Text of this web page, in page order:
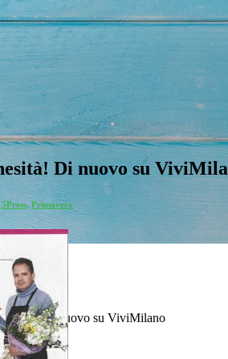
Di nuovo su ViviMilano
Di nuovo su
5Press, Primavera